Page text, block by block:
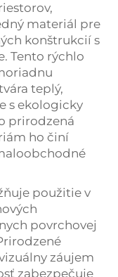
materiál pre
konštrukcií s
Tento rýchlo
teplý,
s ekologicky
prirodzená
ho činí
použitie v
povrchovej
záujem
zabezpečuje